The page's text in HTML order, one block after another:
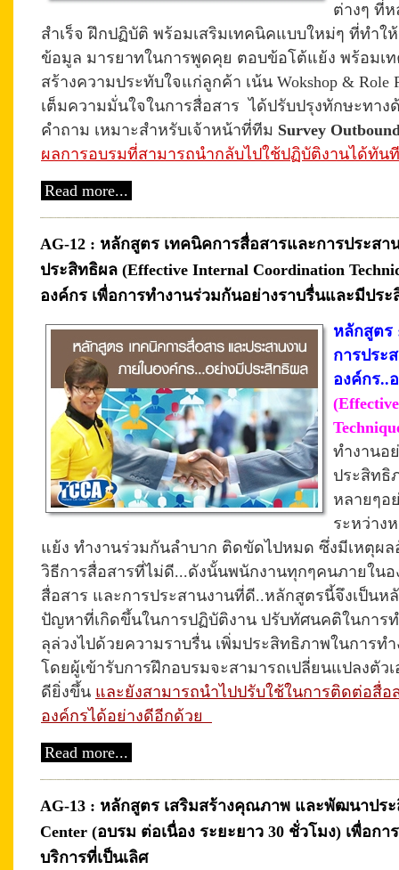
ต่างๆ ที่
สำเร็จฝึกปฏิบัติ พร้อมเสริมเทคนิคแบบใหม่ๆ ที่ทำ
ข้อมูล มารยาทในการพูดคุย ตอบข้อโต้แย้ง พร้อมเ
สร้างความประทับใจแก่ลูกค้า เน้น Wokshop &
เต็มความมั่นใจในการสื่อสาร ได้ปรับปรุงทักษะทา
คำถาม เหมาะสำหรับเจ้าหน้าที่ทีม Survey
ผลการอบรมที่สามารถนำกลับไปใช้ปฏิบัติงานได้ทันที
Read more...
AG-12 : หลักสูตร เทคนิคการสื่อสารและการประสา
ประสิทธิผล (Effective Internal Coordination
องค์กร เพื่อการทำงานร่วมกันอย่างราบรื่นและมีปร
หลักสูตร
การประ
องค์กร..
ทำงานอ
ประสิทธิ
หลายๆอ
ระหว่าง
แย้ง ทำงานร่วมกันลำบาก ติดขัดไปหมด ซึ่งมีเหตุผ
วิธีการสื่อสารที่ไม่ดี...ดังนั้นพนักงานทุกๆคนภายในอ
สื่อสาร และการประสานงานที่ดี..หลักสูตรนี้จึงเป็นห
ปัญหาที่เกิดขึ้นในการปฏิบัติงาน ปรับทัศนคติในการท
ลุล่วงไปด้วยความราบรื่น เพิ่มประสิทธิภาพในการท
โดยผู้เข้ารับการฝึกอบรมจะสามารถเปลี่ยนแปลงตัว
ดียิ่งขึ้น และยังสามารถนำไปปรับใช้ในการติดต่อสื่
องค์กรได้อย่างดีอีกด้วย
Read more...
AG-13 : หลักสูตร เสริมสร้างคุณภาพ และพัฒนาปร
Center (อบรม ต่อเนื่อง ระยะยาว 30 ชั่วโมง) เพื่อก
บริการที่เป็นเลิศ